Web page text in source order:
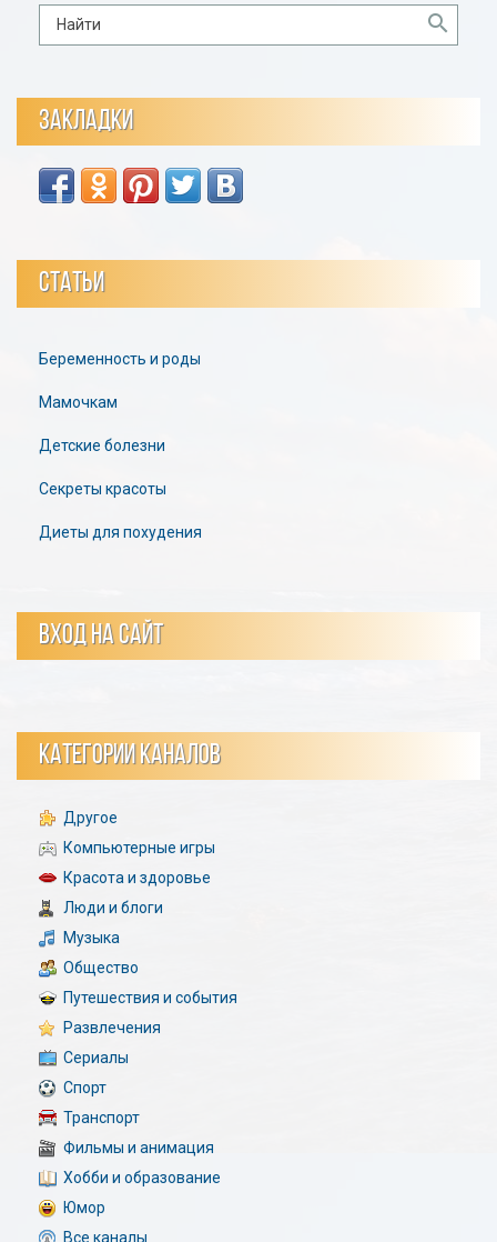
ЗАКЛАДКИ
СТАТЬИ
Беременность и роды
Мамочкам
Детские болезни
Секреты красоты
Диеты для похудения
ВХОД НА САЙТ
КАТЕГОРИИ КАНАЛОВ
Другое
Компьютерные игры
Красота и здоровье
Люди и блоги
Музыка
Общество
Путешествия и события
Развлечения
Сериалы
Спорт
Транспорт
Фильмы и анимация
Хобби и образование
Юмор
Все каналы